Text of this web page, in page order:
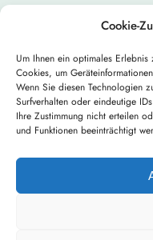
Cookie-
Um Ihnen ein optimales
Cookies, um
Wenn Sie diesen Technologien
Surfverhalten oder eindeutige
Ihre Zustimmung nicht erteilen
und Funktionen beeinträchtigt
8. Mai
Kinder und
8. Mai
← Vorherige